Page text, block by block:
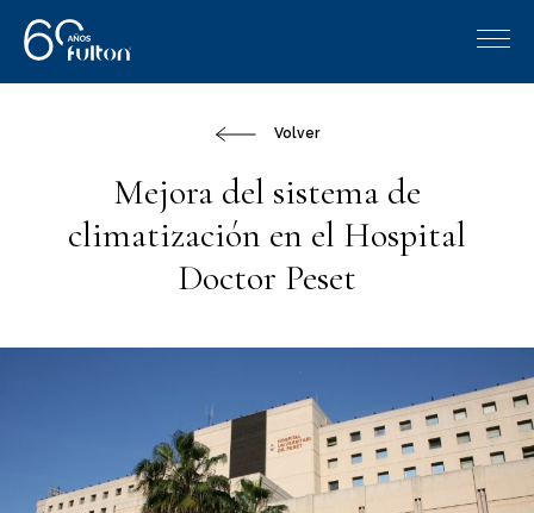
Volver
Mejora del sistema de
climatización en el Hospital
Doctor Peset